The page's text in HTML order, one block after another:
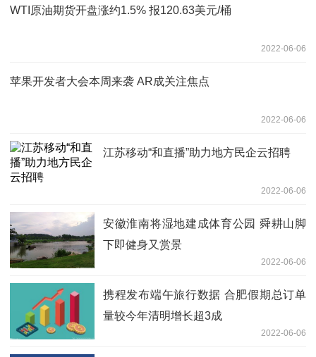
WTI原油期货开盘涨约1.5% 报120.63美元/桶
2022-06-06
苹果开发者大会本周来袭 AR成关注焦点
2022-06-06
江苏移动“和直播”助力地方民企云招聘
2022-06-06
安徽淮南将湿地建成体育公园 舜耕山脚
下即健身又赏景
2022-06-06
携程发布端午旅行数据 合肥假期总订单
量较今年清明增长超3成
2022-06-06